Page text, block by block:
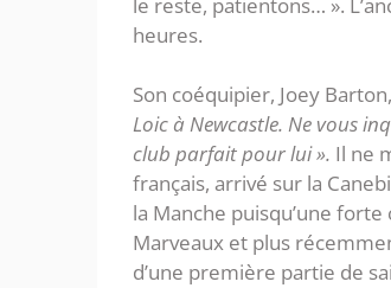
heures.
Son coéquipier, Joey
Loic à Newcastle. Ne vous
club parfait pour lui ». Il ne
français, arrivé sur la
la Manche puisqu’une
Marveaux et plus
d’une première partie de